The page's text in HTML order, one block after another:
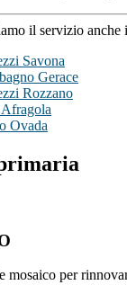
il servizio anche
Savona
Gerace
Rozzano
Ovada
mosaico per